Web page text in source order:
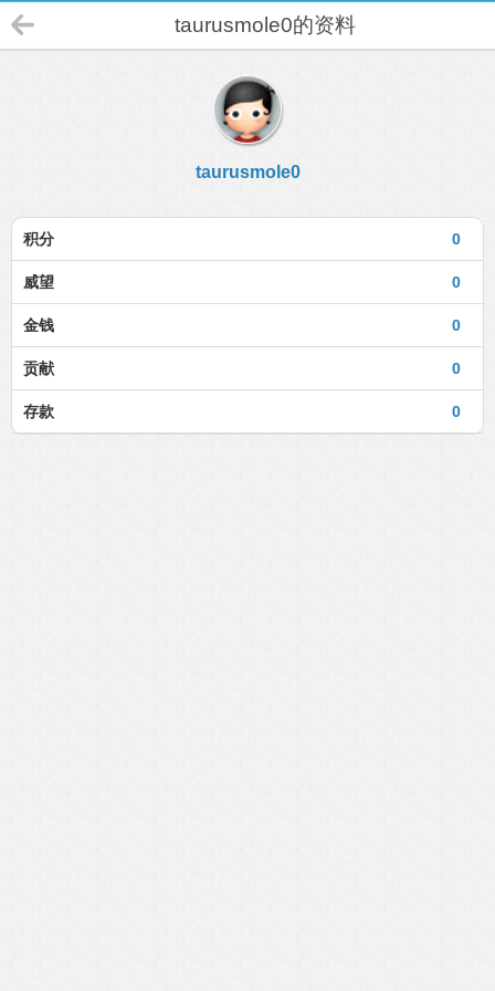
taurusmole0的资料
taurusmole0
0
积分
0
威望
0
金钱
0
贡献
0
存款